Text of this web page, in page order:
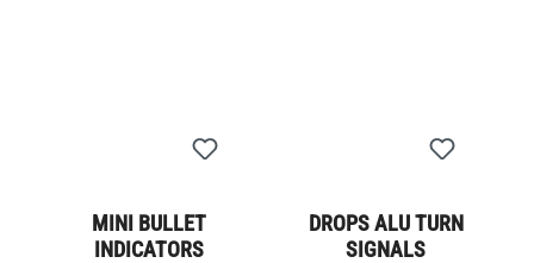
MINI BULLET
INDICATORS
DROPS ALU TURN
SIGNALS